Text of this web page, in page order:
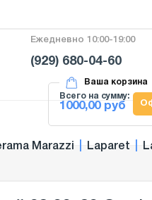
Ежедневно 10:00-19:00
(929) 680-04-60
Ваша корзина
Всего на сумму:
1000,00 руб
Marazzi Laparet